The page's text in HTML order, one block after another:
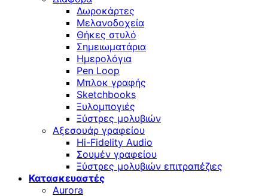
Δωροκάρτες
Μελανοδοχεία
Θήκες στυλό
Σημειωματάρια
Ημερολόγια
Pen Loop
Μπλοκ γραφής
Sketchbooks
Ξυλομπογιές
Ξύστρες μολυβιών
Αξεσουάρ γραφείου
Hi-Fidelity Audio
Σουμέν γραφείου
Ξύστρες μολυβιών επιτραπέζιες
Κατασκευαστές
Aurora